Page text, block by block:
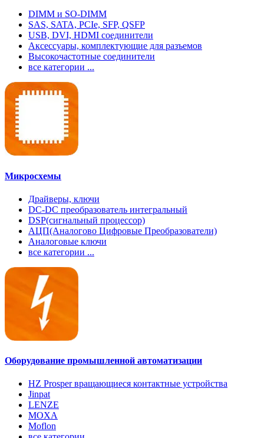
DIMM и SO-DIMM
SAS, SATA, PCIe, SFP, QSFP
USB, DVI, HDMI соединители
Аксессуары, комплектующие для разъемов
Высокочастотные соединители
все категории ...
Микросхемы
Драйверы, ключи
DC-DC преобразователь интегральный
DSP(сигнальный процессор)
АЦП(Аналогово Цифровые Преобразователи)
Аналоговые ключи
все категории ...
Оборудование промышленной автоматизации
HZ Prosper вращающиеся контактные устройства
Jinpat
LENZE
MOXA
Moflon